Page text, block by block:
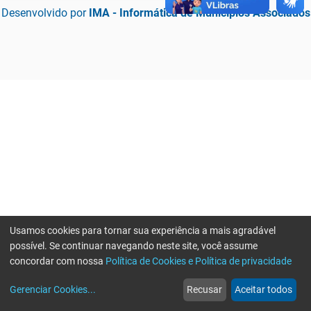
Desenvolvido por IMA - Informática de Municípios Associados
web
Notícias
more_horiz
Mais
Usamos cookies para tornar sua experiência a mais agradável
possível. Se continuar navegando neste site, você assume
concordar com nossa Política de Cookies e Política de privacidade
Gerenciar Cookies... Recusar Aceitar todos
Erro ao enviar informações, por favor tente novamente